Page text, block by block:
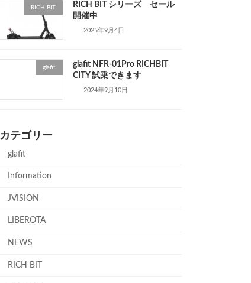
RICH BIT
RICH BIT シリーズ セール
開催中
2025年9月4日
glafit
glafit NFR-01Pro RICHBIT
CITY 試乗できます
2024年9月10日
カテゴリー
glafit
Information
JVISION
LIBEROTA
NEWS
RICH BIT